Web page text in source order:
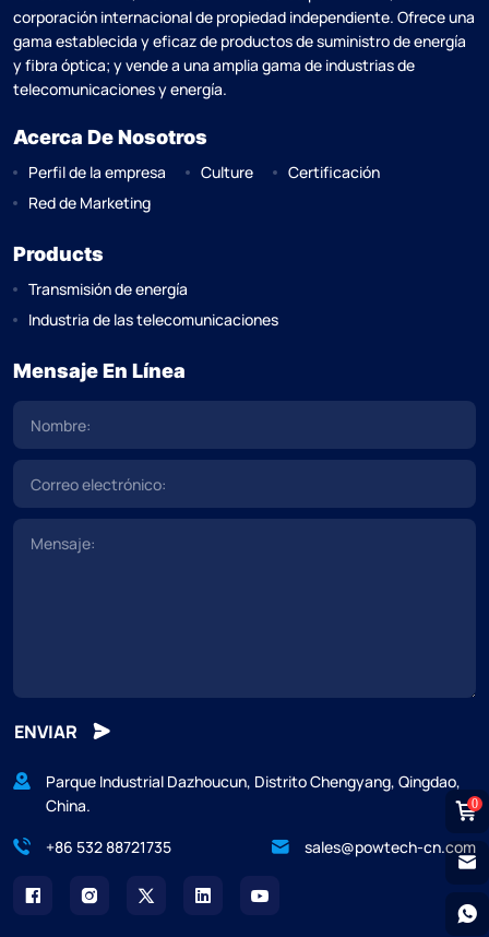
corporación internacional de propiedad independiente. Ofrece una
gama establecida y eficaz de productos de suministro de energía
y fibra óptica; y vende a una amplia gama de industrias de
telecomunicaciones y energía.
Acerca De Nosotros
Perfil de la empresa Culture
Certificación
Red de Marketing
Products
Transmisión de energía
Industria de las telecomunicaciones
Mensaje En Línea
ENVIAR
Parque Industrial Dazhoucun, Distrito Chengyang, Qingdao,
China.
+86 532 88721735
sales@powtech-cn.com
0